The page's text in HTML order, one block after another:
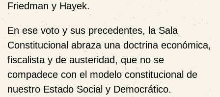
Friedman y Hayek.
En ese voto y sus precedentes, la Sala
Constitucional abraza una doctrina económica,
fiscalista y de austeridad, que no se
compadece con el modelo constitucional de
nuestro Estado Social y Democrático.